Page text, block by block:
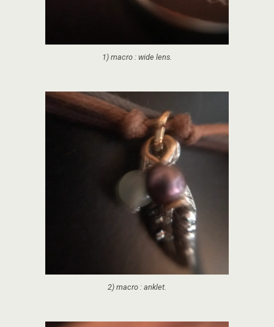
1) macro : wide lens.
2) macro : anklet.